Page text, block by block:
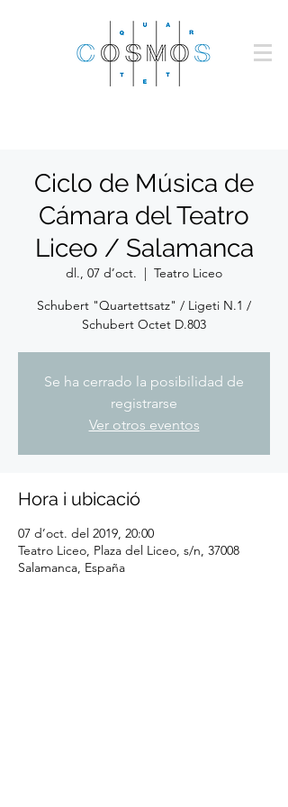
Ciclo de Música de
Cámara del Teatro
Liceo / Salamanca
dl., 07 d’oct.
  |
Teatro Liceo
Schubert "Quartettsatz" / Ligeti N.1 /
Schubert Octet D.803
Se ha cerrado la posibilidad de
registrarse
Ver otros eventos
Hora i ubicació
07 d’oct. del 2019, 20:00
Teatro Liceo, Plaza del Liceo, s/n, 37008
Salamanca, España